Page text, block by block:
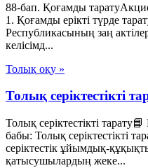
88-бап. Қоғамды
1. Қоғамды ерікті түрде
Республикасының заң
келісімд...
Толық оқу »
Толық серіктестікті
Толық серіктестікті
бабы: Толық серіктестікті
серіктестік ұйымдық-
қатысушылардың жеке...